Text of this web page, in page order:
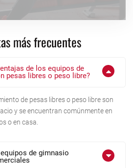
más frecuentes
de los equipos de
pesas libres o peso libre?
de pesas libres o peso libre son
y se encuentran comúnmente en
o en casa.
de gimnasio